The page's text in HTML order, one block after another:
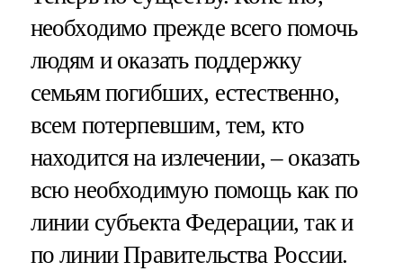
необходимо прежде всего помочь
людям и оказать поддержку
семьям погибших, естественно,
всем потерпевшим, тем, кто
находится на излечении, – оказать
всю необходимую помощь как по
линии субъекта Федерации, так и
по линии Правительства России.